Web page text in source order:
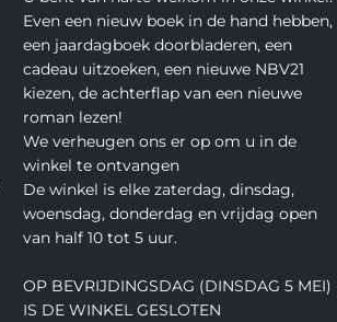
Even een nieuw boek in de hand hebben,
een jaardagboek doorbladeren, een
cadeau uitzoeken, een nieuwe NBV21
kiezen, de achterflap van een nieuwe
roman lezen!
We verheugen ons er op om u in de
winkel te ontvangen
De winkel is elke zaterdag, dinsdag,
woensdag, donderdag en vrijdag open
van half 10 tot 5 uur.
OP BEVRIJDINGSDAG (DINSDAG 5 MEI)
IS DE WINKEL GESLOTEN